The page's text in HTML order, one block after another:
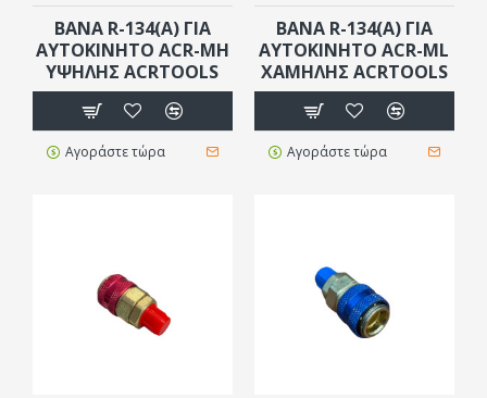
ΒΑΝΑ R-134(A) ΓΙΑ
ΑΥΤΟΚΊΝΗΤΟ ACR-MH
ΥΨΗΛΗΣ ACRTOOLS
Αγοράστε τώρα
ΒΑΝΑ R-134(A) ΓΙΑ
ΑΥΤΟΚΊΝΗΤΟ ACR-ML
ΧΑΜΗΛΗΣ ACRTOOLS
Αγοράστε τώρα